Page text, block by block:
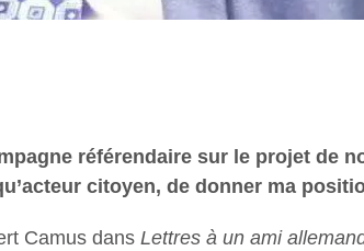
référendaire sur le projet de
citoyen, de donner ma
Camus dansLettres à un ami